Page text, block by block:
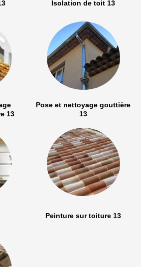
Isolation de toit 13
13
Pose et nettoyage gouttière
13
Peinture sur toiture 13